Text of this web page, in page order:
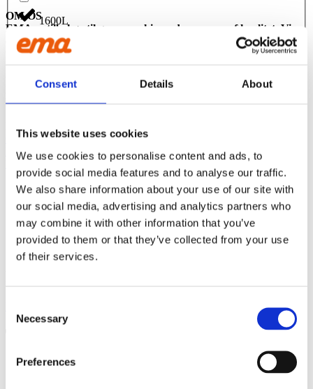
Consent Details About
This website uses cookies
We use cookies to personalise content and ads, to
provide social media features and to analyse our traffic.
We also share information about your use of our site with
our social media, advertising and analytics partners who
may combine it with other information that you’ve
provided to them or that they’ve collected from your use
of their services.
Selection
Necessary
Preferences
1600L
160L
1700L
1750L
175L
1800L
OM OS
EMA er tilbehør til gravemaskiner, der emmer af kvalitet. Vi
overlader intet til tilfældighederne og drives af vores kunders
tilfredshed
CONTACT US
Phone:+45 81 77 02 50
E-mail: salesint@cegroup.no
Om os
Politikker
Købsbetingelser
STOLT MEDLEM AF
Produktsortiment